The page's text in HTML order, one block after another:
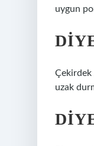
uygun
Çekirdek
uzak